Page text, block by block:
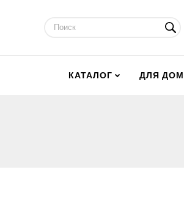
КАТАЛОГ ДЛЯ